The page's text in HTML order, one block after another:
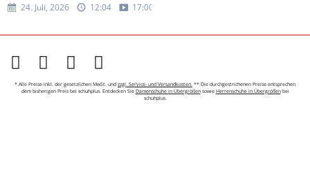
24. Juli, 2026 12:04 17:00
* Alle Preise inkl. der gesetzlichen MwSt. und zzgl. Service- und Versandkosten. ** Die durchgestrichenen Preise entsprechen
dem bisherigen Preis bei schuhplus. Entdecken Sie Damenschuhe in Übergrößensowie Herrenschuhe in Übergrößenbei
schuhplus.